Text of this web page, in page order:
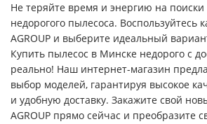
Не теряйте время и энергию на поиски
недорогого пылесоса. Воспользуйтесь
AGROUP и выберите идеальный
Купить пылесос в Минске недорого с
реально! Наш интернет-магазин
выбор моделей, гарантируя высокое
и удобную доставку. Закажите свой
AGROUP прямо сейчас и преобразите